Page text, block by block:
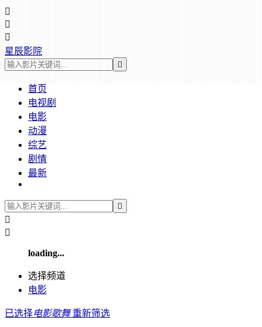



星辰影院

首页
电视剧
电影
动漫
综艺
剧情
最新



loading...
选择频道
电影
已选择电影歌舞重新筛选